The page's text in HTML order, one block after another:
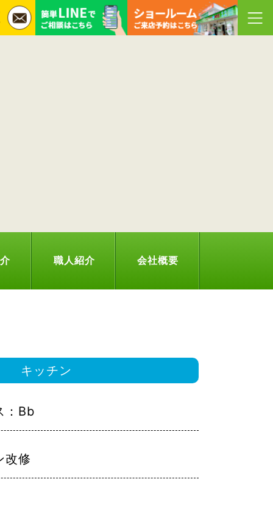
職人紹介 会社概要
キッチン
：Bb
改修